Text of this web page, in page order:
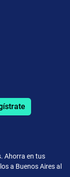
Ahorra en tus
a Buenos Aires al